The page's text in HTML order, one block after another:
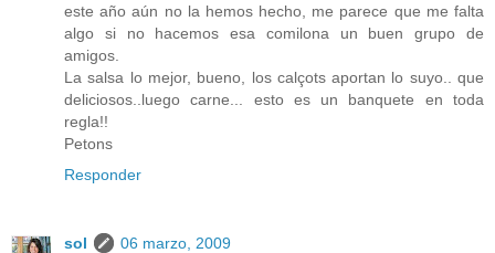
este año aún no la hemos hecho, me parece que me falta
algo si no hacemos esa comilona un buen grupo de
amigos.
La salsa lo mejor, bueno, los calçots aportan lo suyo.. que
deliciosos..luego carne... esto es un banquete en toda
regla!!
Petons
Responder
sol
06 marzo, 2009